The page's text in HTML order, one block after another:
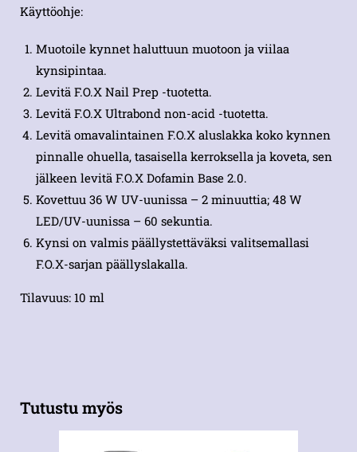
Käyttöohje:
Muotoile kynnet haluttuun muotoon ja viilaa
kynsipintaa.
Levitä F.O.X Nail Prep -tuotetta.
Levitä F.O.X Ultrabond non-acid -tuotetta.
Levitä omavalintainen F.O.X aluslakka koko kynnen
pinnalle ohuella, tasaisella kerroksella ja koveta, sen
jälkeen levitä F.O.X Dofamin Base 2.0.
Kovettuu 36 W UV-uunissa – 2 minuuttia; 48 W
LED/UV-uunissa – 60 sekuntia.
Kynsi on valmis päällystettäväksi valitsemallasi
F.O.X-sarjan päällyslakalla.
Tilavuus: 10 ml
Tutustu myös